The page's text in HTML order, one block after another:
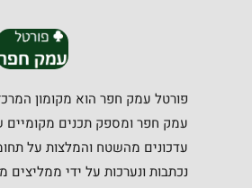
פורטל עמק חפר הוא מקומון
עמק חפר ומספק תכנים
עדכונים מהשטח והמלצות על
נכתבות ונערכות על ידי